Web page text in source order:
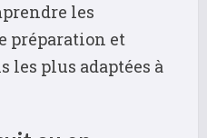
les
préparation et
plus adaptées à